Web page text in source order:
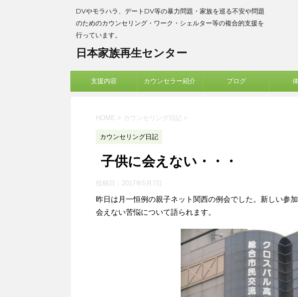
DVやモラハラ、デートDV等の暴力問題・家族を巡る不安や問題
のためのカウンセリング・ワーク・シェルター等の複合的支援を
行っています。
日本家族再生センター
支援内容 カウンセラー紹介 ブログ
HOME > カウンセリング日記 >
カウンセリング日記
子供に会えない・・・
投稿日： 2017年5月7日
昨日は月一恒例の親子ネット関西の例会でした。新しい参
会えない苦悩について語られます。